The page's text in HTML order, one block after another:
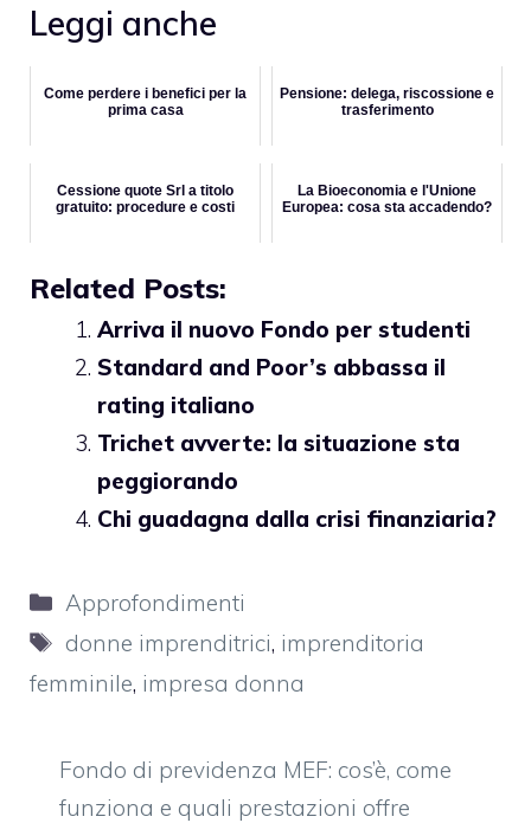
Leggi anche
Come perdere i benefici per la
prima casa
Pensione: delega, riscossione e
trasferimento
Cessione quote Srl a titolo
gratuito: procedure e costi
La Bioeconomia e l'Unione
Europea: cosa sta accadendo?
Related Posts:
Arriva il nuovo Fondo per studenti
Standard and Poor’s abbassa il
rating italiano
Trichet avverte: la situazione sta
peggiorando
Chi guadagna dalla crisi finanziaria?
Categorie
Approfondimenti
Tag
donne imprenditrici, imprenditoria
femminile, impresa donna
Fondo di previdenza MEF: cos’è, come
funziona e quali prestazioni offre